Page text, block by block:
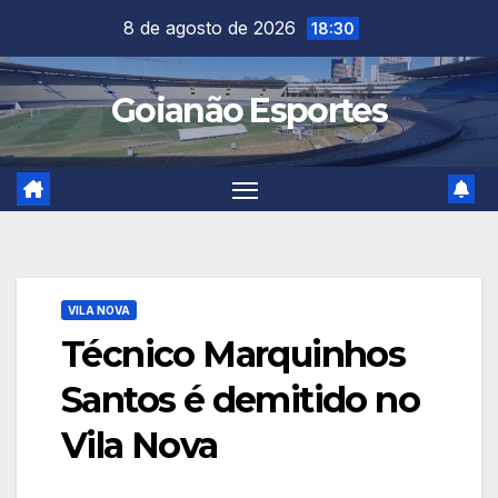
content
8 de agosto de 2026 18:30
Goianão Esportes
VILA NOVA
Técnico Marquinhos
Santos é demitido no
Vila Nova